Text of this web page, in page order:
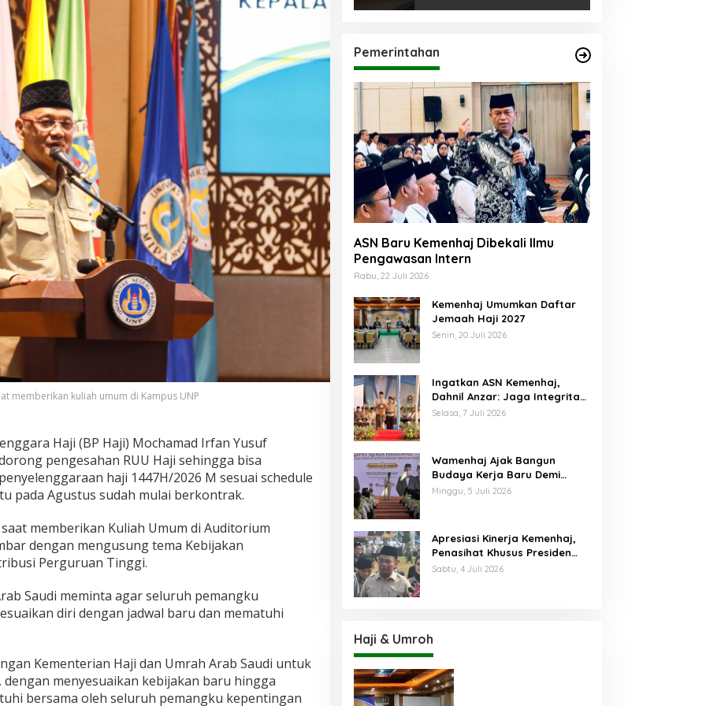
memberikan kuliah umum di Kampus UNP
Haji (BP Haji) Mochamad Irfan Yusuf
pengesahan RUU Haji sehingga bisa
haji 1447H/2026 M sesuai schedule
pada Agustus sudah mulai berkontrak.
memberikan Kuliah Umum di Auditorium
dengan mengusung tema Kebijakan
Perguruan Tinggi.
Saudi meminta agar seluruh pemangku
diri dengan jadwal baru dan mematuhi
Kementerian Haji dan Umrah Arab Saudi untuk
dengan menyesuaikan kebijakan baru hingga
bersama oleh seluruh pemangku kepentingan
Pemerintahan
ASN Baru Kemenhaj Dibekali Ilmu
Pengawasan Intern
Rabu, 22 Juli 2026
Kemenhaj Umumkan Daftar
Jemaah Haji 2027
Senin, 20 Juli 2026
Ingatkan ASN Kemenhaj,
Dahnil Anzar: Jaga Integritas,
Hentikan Praktik Menjadikan
Selasa, 7 Juli 2026
Wamenhaj Ajak Bangun
Budaya Kerja Baru Demi
Pelayanan Terbaik bagi
Minggu, 5 Juli 2026
Apresiasi Kinerja Kemenhaj,
Penasihat Khusus Presiden
Nilai Transisi
Sabtu, 4 Juli 2026
Haji & Umroh